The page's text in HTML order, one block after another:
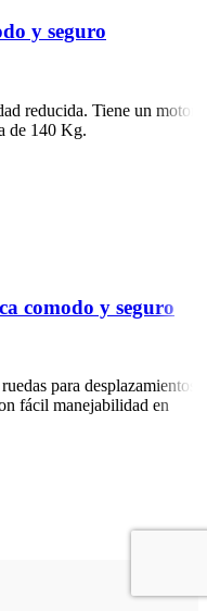
y seguro
reducida. Tiene un motor
de 140 Kg.
comodo y seguro
para desplazamientos
fácil manejabilidad en